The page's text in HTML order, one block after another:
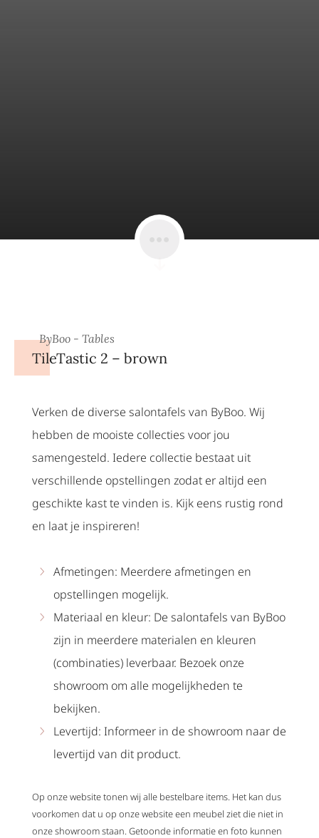
ByBoo - Tables
TileTastic 2 – brown
Verken de diverse salontafels van ByBoo. Wij
hebben de mooiste collecties voor jou
samengesteld. Iedere collectie bestaat uit
verschillende opstellingen zodat er altijd een
geschikte kast te vinden is. Kijk eens rustig rond
en laat je inspireren!
Afmetingen: Meerdere afmetingen en
opstellingen mogelijk.
Materiaal en kleur: De salontafels van ByBoo
zijn in meerdere materialen en kleuren
(combinaties) leverbaar. Bezoek onze
showroom om alle mogelijkheden te
bekijken.
Levertijd: Informeer in de showroom naar de
levertijd van dit product.
Op onze website tonen wij alle bestelbare items. Het kan dus
voorkomen dat u op onze website een meubel ziet die niet in
onze showroom staan. Getoonde informatie en foto kunnen